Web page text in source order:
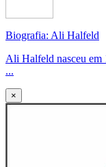
Biografia: Ali Halfeld
Ali Halfeld nasceu em
...
×